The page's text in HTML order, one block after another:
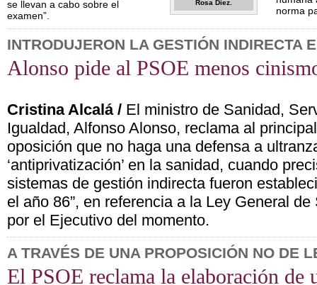
se llevan a cabo sobre el
examen”.
Rosa Díez.
norma
INTRODUJERON LA GESTIÓN INDIRECTA
Alonso pide al PSOE menos
Cristina Alcalá / El ministro de Sanidad,
Igualdad, Alfonso Alonso, reclama al
oposición que no haga una defensa a
‘antiprivatización’ en la sanidad, cuando
sistemas de gestión indirecta fueron
el año 86”, en referencia a la Ley General
por el Ejecutivo del momento.
A TRAVÉS DE UNA PROPOSICIÓN NO DE
El PSOE reclama la elaboración de